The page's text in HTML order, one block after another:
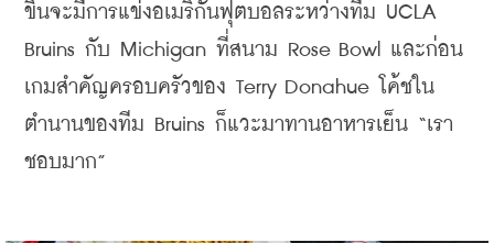
ขึ้นจะมีการแข่งอเมริกันฟุตบอลระหว่างทีม UCLA
Bruins กับ Michigan ที่สนาม Rose Bowl และก่อน
เกมสำคัญครอบครัวของ Terry Donahue โค้ชใน
ตำนานของทีม Bruins ก็แวะมาทานอาหารเย็น “เรา
ชอบมาก”